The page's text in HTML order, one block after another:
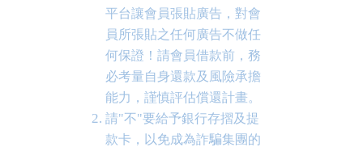
平台讓會員張貼廣告，對會
員所張貼之任何廣告不做任
何保證！請會員借款前，務
必考量自身還款及風險承擔
能力，謹慎評估償還計畫。
請"不"要給予銀行存摺及提
款卡，以免成為詐騙集團的